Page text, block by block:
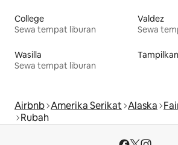
College
Sewa tempat liburan
Valdez
Sewa
Wasilla
Sewa tempat liburan
Airbnb Amerika Serikat Alaska
Rubah